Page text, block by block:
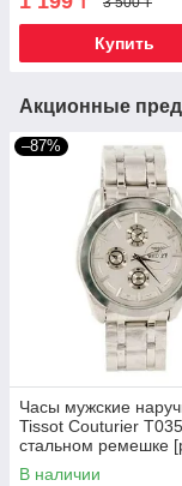
Купить
Акционные
–87%
Часы мужские
Tissot Couturier
стальном ремешке
(Холодное серебро)
В наличии